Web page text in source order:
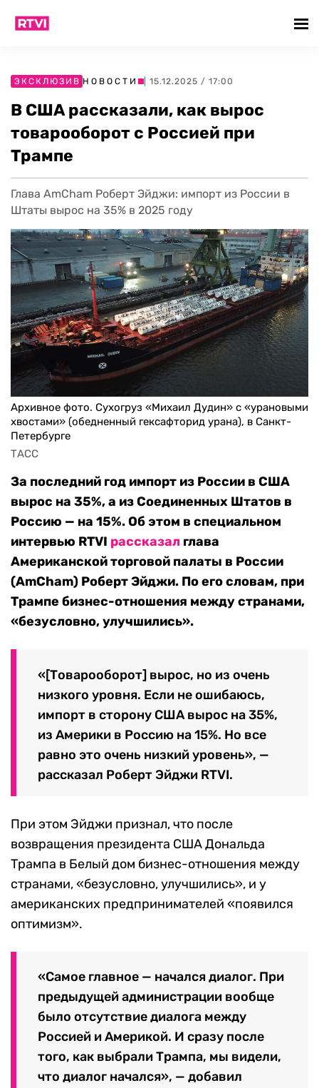
ЭКСКЛЮЗИВ НОВОСТИ | 15.12.2025 / 17:00
В США рассказали, как вырос
товарооборот с Россией при
Трампе
Глава AmCham Роберт Эйджи: импорт из России в
Штаты вырос на 35% в 2025 году
Архивное фото. Сухогруз «Михаил Дудин» с «урановыми
хвостами» (обедненный гексафторид урана), в Санкт-
Петербурге
ТАСС
За последний год импорт из России в США
вырос на 35%, а из Соединенных Штатов в
Россию — на 15%. Об этом в специальном
интервью RTVI рассказал глава
Американской торговой палаты в России
(AmCham) Роберт Эйджи. По его словам, при
Трампе бизнес-отношения между странами,
«безусловно, улучшились».
«[Товарооборот] вырос, но из очень
низкого уровня. Если не ошибаюсь,
импорт в сторону США вырос на 35%,
из Америки в Россию на 15%. Но все
равно это очень низкий уровень», —
рассказал Роберт Эйджи RTVI.
При этом Эйджи признал, что после
возвращения президента США Дональда
Трампа в Белый дом бизнес-отношения между
странами, «безусловно, улучшились», и у
американских предпринимателей «появился
оптимизм».
«Самое главное — начался диалог. При
предыдущей администрации вообще
было отсутствие диалога между
Россией и Америкой. И сразу после
того, как выбрали Трампа, мы видели,
что диалог начался», — добавил